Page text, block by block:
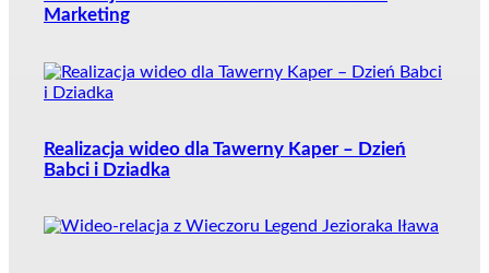
Marketing
Realizacja wideo dla Tawerny Kaper – Dzień
Babci i Dziadka